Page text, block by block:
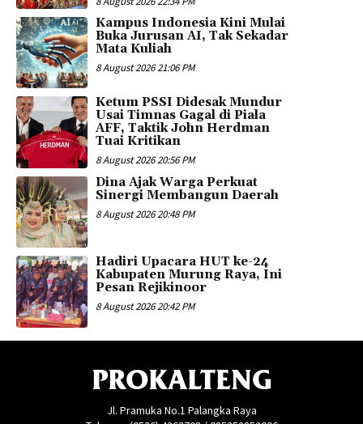
Kampus Indonesia Kini Mulai
Buka Jurusan AI, Tak Sekadar
Mata Kuliah
8 August 2026 21:06 PM
Ketum PSSI Didesak Mundur
Usai Timnas Gagal di Piala
AFF, Taktik John Herdman
Tuai Kritikan
8 August 2026 20:56 PM
Dina Ajak Warga Perkuat
Sinergi Membangun Daerah
8 August 2026 20:48 PM
Hadiri Upacara HUT ke-24
Kabupaten Murung Raya, Ini
Pesan Rejikinoor
8 August 2026 20:42 PM
PROKALTENG
Jl. Pramuka No.1 Palangka Raya